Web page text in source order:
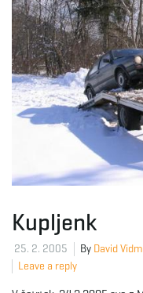
Kupljenk
25. 2. 2005 By David
Leave a reply